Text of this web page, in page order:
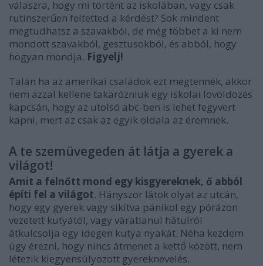
válaszra, hogy mi történt az iskolában, vagy csak
rutinszerűen feltetted a kérdést? Sok mindent
megtudhatsz a szavakból, de még többet a ki nem
mondott szavakból, gesztusokból, és abból, hogy
hogyan mondja. Figyelj!
Talán ha az amerikai családok ezt megtennék, akkor
nem azzal kellene takarózniuk egy iskolai lövöldözés
kapcsán, hogy az utolsó abc-ben is lehet fegyvert
kapni, mert az csak az egyik oldala az éremnek.
A te szemüvegeden át látja a gyerek a
világot!
Amit a felnőtt mond egy kisgyereknek, ő abból
építi fel a világot. Hányszor látok olyat az utcán,
hogy egy gyerek vagy sikítva pánikol egy pórázon
vezetett kutyától, vagy váratlanul hátulról
átkulcsolja egy idegen kutya nyakát. Néha kezdem
úgy érezni, hogy nincs átmenet a kettő között, nem
létezik kiegyensúlyozott gyereknevelés.